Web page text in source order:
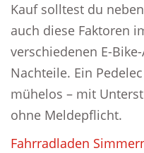
Kauf solltest du
auch diese Faktoren
verschiedenen E-
Nachteile. Ein
mühelos – mit
ohne Meldepflicht.
Fahrradladen